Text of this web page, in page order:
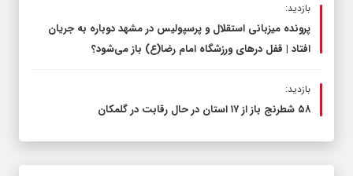
بازدید:
پرونده میزبانی استقلال و پرسپولیس در مشهد دوباره به جریان
افتاد | قفل در‌های ورزشگاه امام رضا(ع) باز می‌شود؟
بازدید:
۵۸ شطرنج‌ باز از ۱۷ استان در حال رقابت در گلمکان